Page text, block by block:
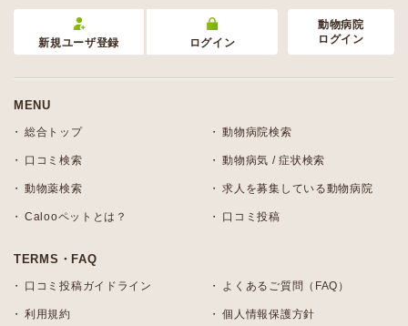
新規ユーザ登録 ログイン
動物病院
ログイン
MENU
総合トップ 動物病院検索
口コミ検索 動物病気 / 症状検索
動物薬検索 求人を募集している動物病院
Calooペットとは？ 口コミ投稿
TERMS・FAQ
口コミ投稿ガイドライン よくあるご質問（FAQ）
利用規約 個人情報保護方針